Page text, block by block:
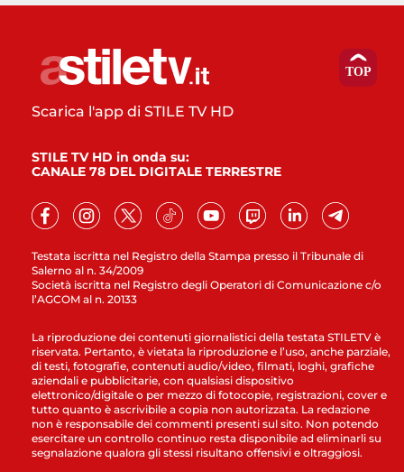
Testata iscritta nel Registro della Stampa presso il Tribunale di
Salerno al n. 34/2009
Società iscritta nel Registro degli Operatori di Comunicazione c/o
l’AGCOM al n. 20133
Scarica l'app di STILE TV HD
STILE TV HD in onda su:
CANALE 78 DEL DIGITALE TERRESTRE
La riproduzione dei contenuti giornalistici della testata STILETV è
riservata. Pertanto, è vietata la riproduzione e l’uso, anche parziale,
di testi, fotografie, contenuti audio/video, filmati, loghi, grafiche
aziendali e pubblicitarie, con qualsiasi dispositivo
elettronico/digitale o per mezzo di fotocopie, registrazioni, cover e
tutto quanto è ascrivibile a copia non autorizzata. La redazione
non è responsabile dei commenti presenti sul sito. Non potendo
esercitare un controllo continuo resta disponibile ad eliminarli su
segnalazione qualora gli stessi risultano offensivi e oltraggiosi.